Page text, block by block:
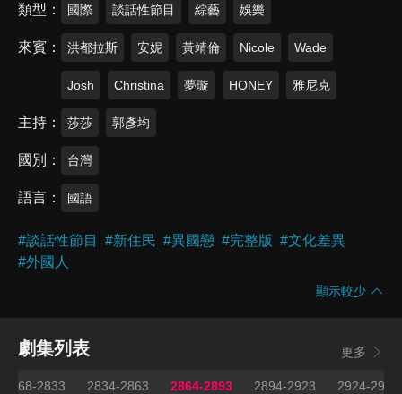
類型 國際 談話性節目 綜藝 娛樂
來賓 洪都拉斯 安妮 黃靖倫 Nicole Wade
Josh Christina 夢璇 HONEY 雅尼克
主持 莎莎 郭彥均
國別 台灣
語言 國語
#談話性節目 #新住民 #異國戀 #完整版 #文化差異
#外國人
顯示較少
劇集列表 更多
2668-2833 2834-2863 2864-2893 2894-2923 2924-2953